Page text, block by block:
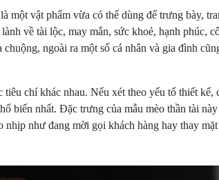
vật phẩm vừa có thể dùng để trưng bày,
về tài lộc, may mắn, sức khoẻ, hạnh phúc,
ngoài ra một số cá nhân và gia đình
chí khác nhau. Nếu xét theo yếu tố thiết kế,
biến nhất. Đặc trưng của mẫu mèo thần tài
nhịp như đang mời gọi khách hàng hay thay